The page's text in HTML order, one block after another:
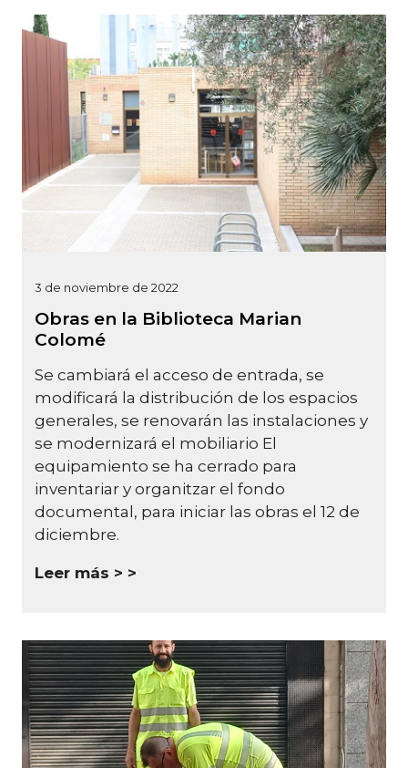
3 de noviembre de 2022
Obras en la Biblioteca Marian
Colomé
Se cambiará el acceso de entrada, se
modificará la distribución de los espacios
generales, se renovarán las instalaciones y
se modernizará el mobiliario El
equipamiento se ha cerrado para
inventariar y organitzar el fondo
documental, para iniciar las obras el 12 de
diciembre.
Leer más >